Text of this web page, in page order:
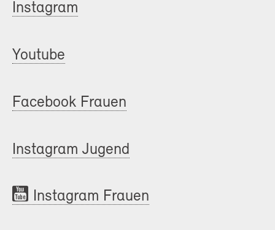
Instagram
Youtube
Facebook Frauen
Instagram Jugend
Instagram Frauen